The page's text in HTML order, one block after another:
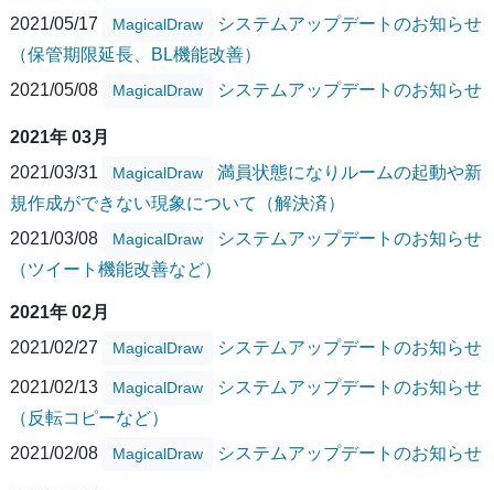
2021/05/17
MagicalDraw
システムアップデートのお知らせ
（保管期限延長、BL機能改善）
2021/05/08
MagicalDraw システムアップデートのお知らせ
2021年 03月
2021/03/31
MagicalDraw
満員状態になりルームの起動や新
規作成ができない現象について（解決済）
2021/03/08
MagicalDraw
システムアップデートのお知らせ
（ツイート機能改善など）
2021年 02月
2021/02/27
MagicalDraw システムアップデートのお知らせ
2021/02/13 MagicalDraw
システムアップデートのお知らせ
（反転コピーなど）
2021/02/08
MagicalDraw システムアップデートのお知らせ